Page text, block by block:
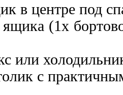
в центре под
(1x
или
с